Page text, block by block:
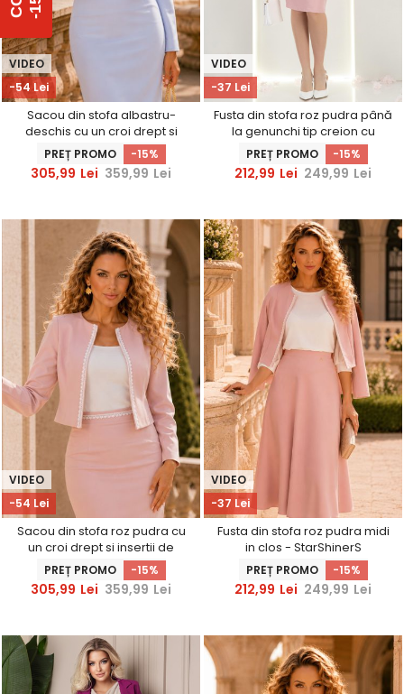
-54 Lei
VIDEO
Sacou din stofa albastru-
deschis cu un croi drept si
insertii de dantela -
StarShinerS
PREȚ PROMO -15%
305,99 Lei 359,99 Lei
-37 Lei
VIDEO
Fusta din stofa roz pudra până
la genunchi tip creion cu
dantela in talie- StarShinerS
PREȚ PROMO -15%
212,99 Lei 249,99 Lei
-54 Lei
VIDEO
Sacou din stofa roz pudra cu
un croi drept si insertii de
dantela - StarShinerS
PREȚ PROMO -15%
305,99 Lei 359,99 Lei
-37 Lei
VIDEO
Fusta din stofa roz pudra midi
in clos - StarShinerS
PREȚ PROMO -15%
212,99 Lei 249,99 Lei